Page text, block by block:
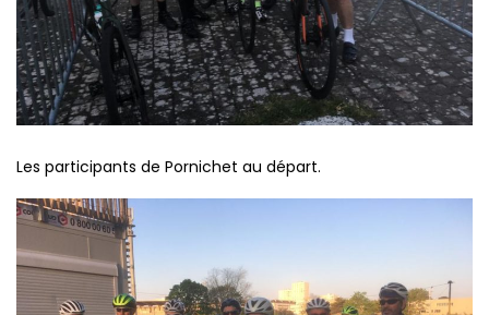
Les participants de Pornichet au départ.